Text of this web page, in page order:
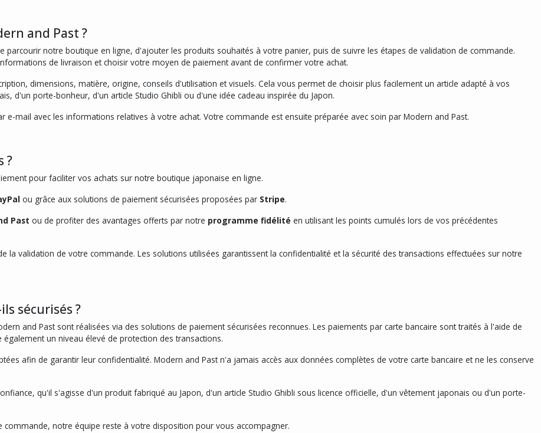
and Past ?
notre boutique en ligne, d'ajouter les produits souhaités à votre panier, puis de suivre les étapes de validation de commande.
de livraison et choisir votre moyen de paiement avant de confirmer votre achat.
dimensions, matière, origine, conseils d'utilisation et visuels. Cela vous permet de choisir plus facilement un article adapté à vos
d'un porte-bonheur, d'un article Studio Ghibli ou d'une idée cadeau inspirée du Japon.
mail avec les informations relatives à votre achat. Votre commande est ensuite préparée avec soin par Modern and Past.
?
pour faciliter vos achats sur notre boutique japonaise en ligne.
ou grâce aux solutions de paiement sécurisées proposées par Stripe.
Past ou de profiter des avantages offerts par notre programme fidélité en utilisant les points cumulés lors de vos précédentes
la validation de votre commande. Les solutions utilisées garantissent la confidentialité et la sécurité des transactions effectuées sur notre
sécurisés ?
and Past sont réalisées via des solutions de paiement sécurisées reconnues. Les paiements par carte bancaire sont traités à l'aide de
un niveau élevé de protection des transactions.
afin de garantir leur confidentialité. Modern and Past n'a jamais accès aux données complètes de votre carte bancaire et ne les conserve
qu'il s'agisse d'un produit fabriqué au Japon, d'un article Studio Ghibli sous licence officielle, d'un vêtement japonais ou d'un porte-
notre équipe reste à votre disposition pour vous accompagner.